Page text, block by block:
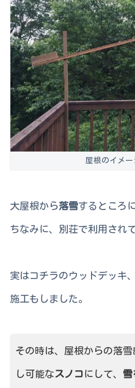
屋根のイメ
大屋根から落雪するところ
ちなみに、別荘で利用され
実はコチラのウッドデッキ、
施工もしました。
その時は、屋根からの落
し可能なスノコにして、 雪